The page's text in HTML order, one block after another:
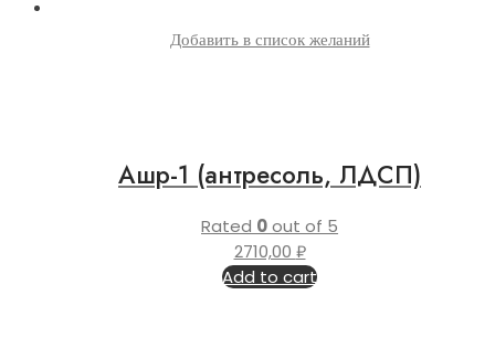
Добавить в список желаний
Ашр-1 (антресоль, ЛДСП)
Rated 0out of 5
2710,00 ₽
Add to cart